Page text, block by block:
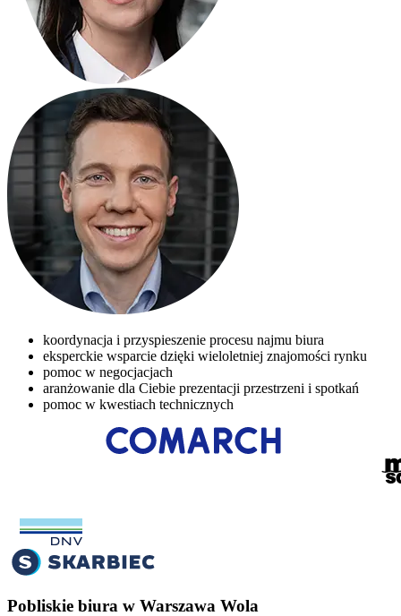
koordynacja i przyspieszenie procesu najmu biura
eksperckie wsparcie dzięki wieloletniej znajomości rynku
pomoc w negocjacjach
aranżowanie dla Ciebie prezentacji przestrzeni i spotkań
pomoc w kwestiach technicznych
Pobliskie biura w Warszawa Wola